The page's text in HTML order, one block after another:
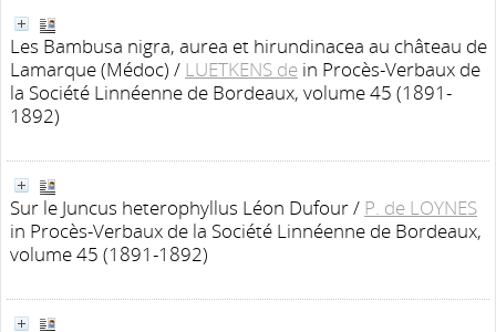
Les Bambusa nigra, aurea et hirundinacea au château de
Lamarque (Médoc) / LUETKENS de in Procès-Verbaux de
la Société Linnéenne de Bordeaux, volume 45 (1891-
1892)
Sur le Juncus heterophyllus Léon Dufour/ P. de LOYNES
in Procès-Verbaux de la Société Linnéenne de Bordeaux,
volume 45 (1891-1892)